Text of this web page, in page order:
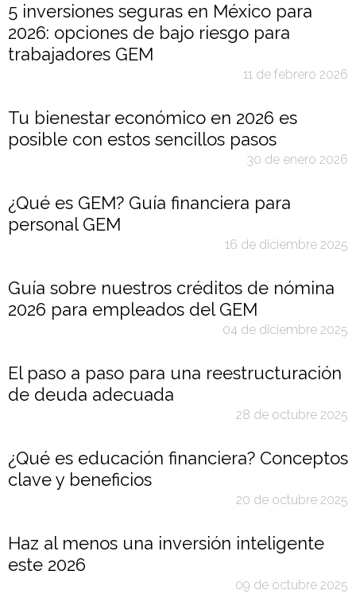
5 inversiones seguras en México para
2026: opciones de bajo riesgo para
trabajadores GEM
11 de febrero 2026
Tu bienestar económico en 2026 es
posible con estos sencillos pasos
30 de enero 2026
¿Qué es GEM? Guía financiera para
personal GEM
16 de diciembre 2025
Guía sobre nuestros créditos de nómina
2026 para empleados del GEM
04 de diciembre 2025
El paso a paso para una reestructuración
de deuda adecuada
28 de octubre 2025
¿Qué es educación financiera? Conceptos
clave y beneficios
20 de octubre 2025
Haz al menos una inversión inteligente
este 2026
09 de octubre 2025